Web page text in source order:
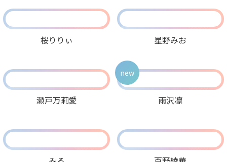
桜りりぃ 星野みお
瀬戸万莉愛 雨沢凛
new